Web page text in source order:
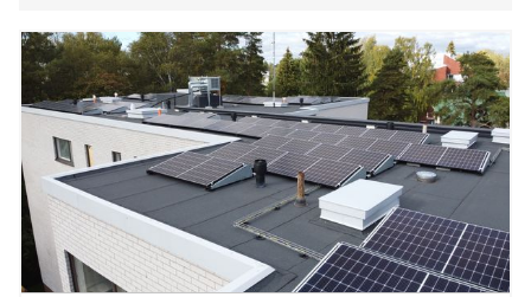
vastuullisuus- ja yhteiskuntasuhdejohtaja Riikka Joukio
sanoo. Functos on toiminut Keskon
tietotilinpäätöksen tuottamisessa kumppanina.